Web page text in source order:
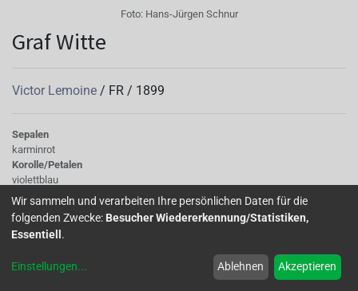
Foto: Hans-Jürgen Schnur
Graf Witte
Victor Lemoine / FR / 1899
Sepalen
karminrot
Korolle/Petalen
violettblau
Staubgefäße
dunkles Rosa
Stempel
Pink
einfach, mittelgross
Wir sammeln und verarbeiten Ihre persönlichen Daten für die
folgenden Zwecke: Besucher Wiedererkennung/Statistiken,
Essentiell .
Einstellungen... Ablehnen Akzeptieren